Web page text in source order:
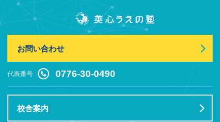
お問い合わせ
代表番号 0776-30-0490
校舎案内